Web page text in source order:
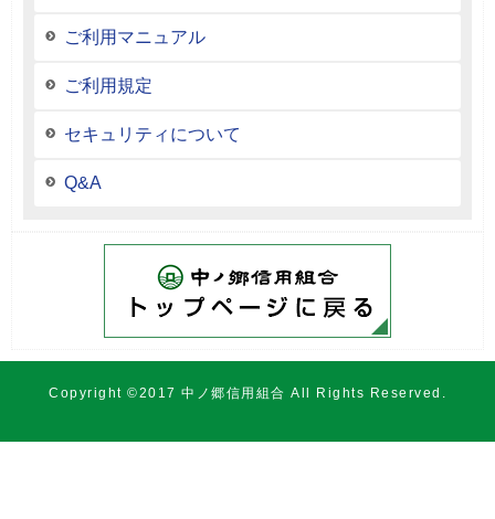
ご利用マニュアル
ご利用規定
セキュリティについて
Q&A
Copyright ©2017 中ノ郷信用組合 All Rights Reserved.